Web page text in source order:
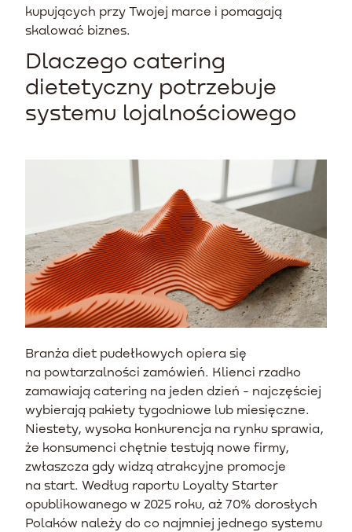
kupujących przy Twojej marce i pomagają
skalować biznes.
Dlaczego catering
dietetyczny potrzebuje
systemu lojalnościowego
Branża diet pudełkowych opiera się
na powtarzalności zamówień. Klienci rzadko
zamawiają catering na jeden dzień - najczęściej
wybierają pakiety tygodniowe lub miesięczne.
Niestety, wysoka konkurencja na rynku sprawia,
że konsumenci chętnie testują nowe firmy,
zwłaszcza gdy widzą atrakcyjne promocje
na start. Według raportu Loyalty Starter
opublikowanego w 2025 roku, aż 70% dorosłych
Polaków należy do co najmniej jednego systemu